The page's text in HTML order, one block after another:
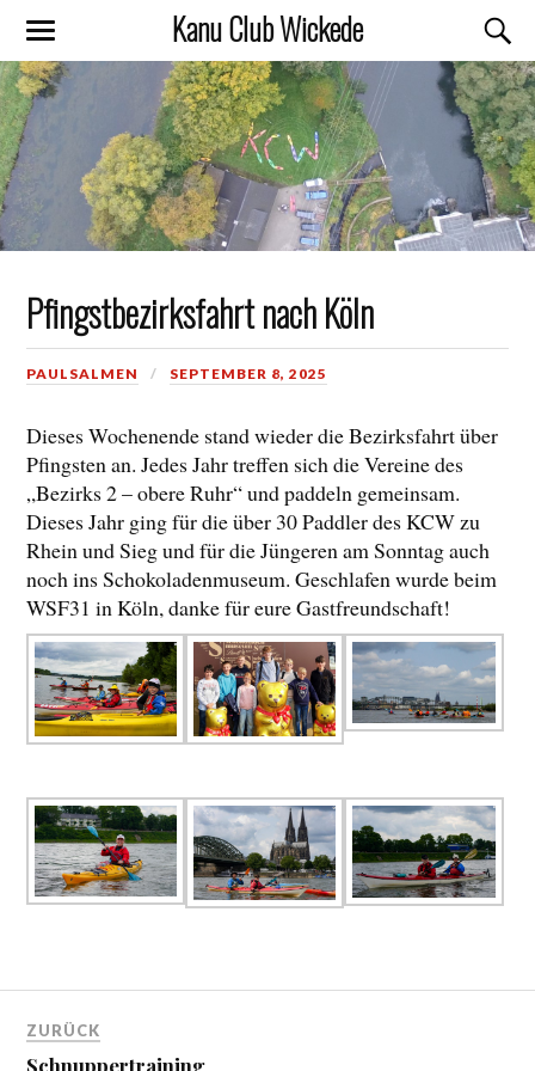
Kanu Club Wickede
Pfingstbezirksfahrt nach Köln
PAULSALMEN SEPTEMBER 8, 2025
Dieses Wochenende stand wieder die Bezirksfahrt über
Pfingsten an. Jedes Jahr treffen sich die Vereine des
„Bezirks 2 – obere Ruhr“ und paddeln gemeinsam.
Dieses Jahr ging für die über 30 Paddler des KCW zu
Rhein und Sieg und für die Jüngeren am Sonntag auch
noch ins Schokoladenmuseum. Geschlafen wurde beim
WSF31 in Köln, danke für eure Gastfreundschaft!
ZURÜCK
Schnuppertraining